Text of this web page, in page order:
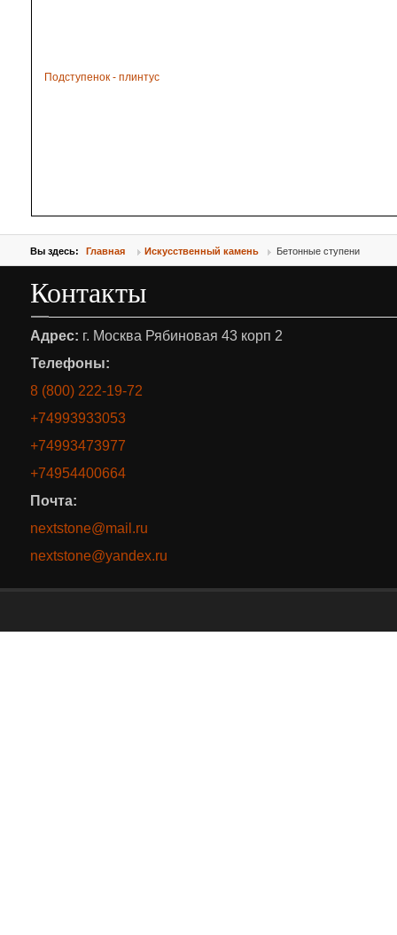
Подступенок - плинтус
Вы здесь: Главная Искусственный камень Бетонные ступени
Контакты
Адрес: г. Москва Рябиновая 43 корп 2
Телефоны:
8 (800) 222-19-72
+74993933053
+74993473977
+74954400664
Почта:
nextstone@mail.ru
nextstone@yandex.ru